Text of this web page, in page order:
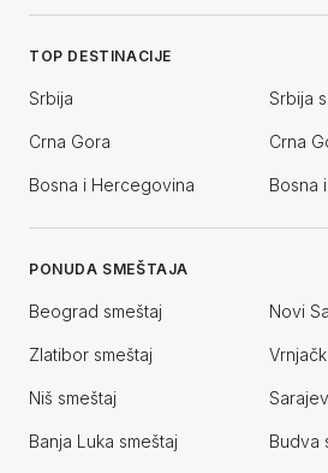
TOP DESTINACIJE
Srbija Srbija
Crna Gora Crna
Bosna i Hercegovina Bosna
PONUDA SMEŠTAJA
Beograd smeštaj Novi
Zlatibor smeštaj
Niš smeštaj
Banja Luka smeštaj Budva